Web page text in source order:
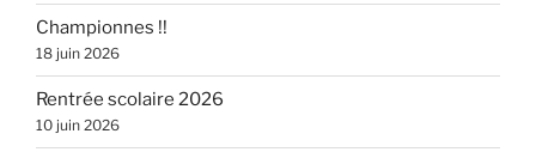
Championnes !!
18 juin 2026
Rentrée scolaire 2026
10 juin 2026